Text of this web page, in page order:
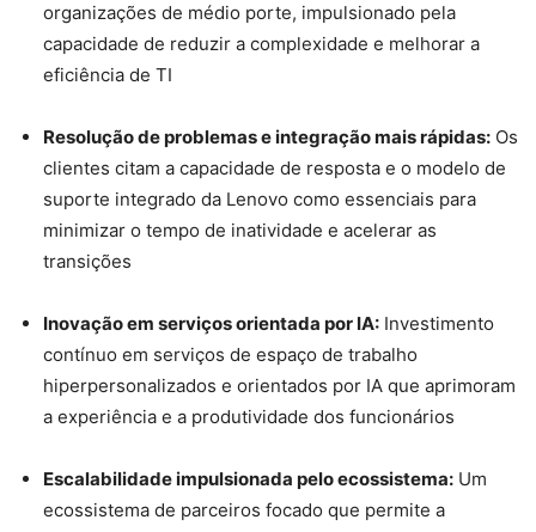
organizações de médio porte, impulsionado pela
capacidade de reduzir a complexidade e melhorar a
eficiência de TI
Resolução de problemas e integração mais rápidas: Os
clientes citam a capacidade de resposta e o modelo de
suporte integrado da Lenovo como essenciais para
minimizar o tempo de inatividade e acelerar as
transições
Inovação em serviços orientada por IA: Investimento
contínuo em serviços de espaço de trabalho
hiperpersonalizados e orientados por IA que aprimoram
a experiência e a produtividade dos funcionários
Escalabilidade impulsionada pelo ecossistema: Um
ecossistema de parceiros focado que permite a